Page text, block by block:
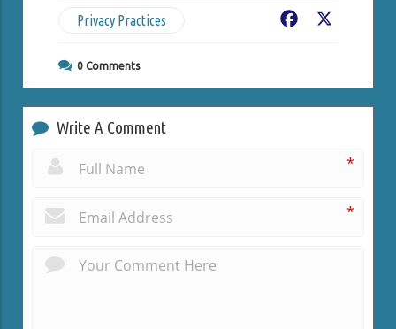
Privacy Practices Facebook
0 Comments
Write A Comment
*
*